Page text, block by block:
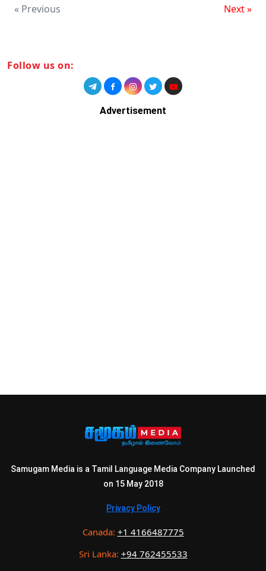
« Previous Next »
Follow us on:
Advertisement
Samugam Media is a Tamil Language Media Company Launched
on 15 May 2018
Privacy Policy
Canada: +1 4166487775
Sri Lanka: +94 762455533